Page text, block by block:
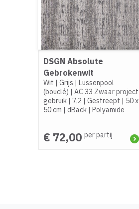
DSGN Absolute
Gebrokenwit
Wit | Grijs | Lussenpool
(bouclé) | AC 33 Zwaar project
gebruik | 7,2 | Gestreept | 50 x
50 cm | dBack | Polyamide
€ 72,00 per partij